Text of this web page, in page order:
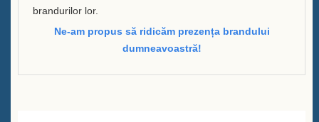
brandurilor lor.
Ne-am propus să ridicăm prezența brandului
dumneavoastră!